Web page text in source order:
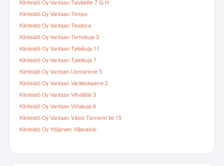
Kiinteistö Oy Vantaan Talvikkitie 7 G-H
Kiinteistö Oy Vantaan Tempo
Kiinteistö Oy Vantaan Teodora
Kiinteistö Oy Vantaan Terhokuja 3
Kiinteistö Oy Vantaan Tykkikuja 11
Kiinteistö Oy Vantaan Tykkikuja 7
Kiinteistö Oy Vantaan Uomarinne 5
Kiinteistö Oy Vantaan Varikkokaarre 2
Kiinteistö Oy Vantaan Vihvilätie 3
Kiinteistö Oy Vantaan Virtakuja 6
Kiinteistö Oy Vantaan Väinö Tannerin tie 15
Kiinteistö Oy Ylöjärven Viljavainio